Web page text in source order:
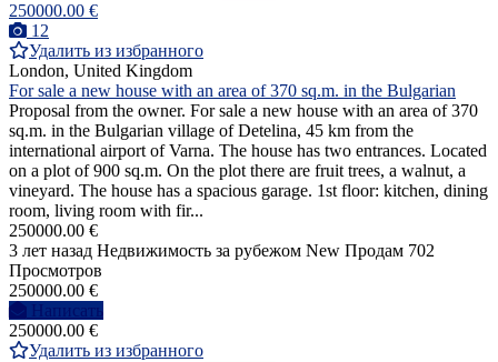
250000.00 €
12
Удалить из избранного
London, United Kingdom
For sale a new house with an area of 370 sq.m. in the Bulgarian
Proposal from the owner. For sale a new house with an area of 370
sq.m. in the Bulgarian village of Detelina, 45 km from the
international airport of Varna. The house has two entrances. Located
on a plot of 900 sq.m. On the plot there are fruit trees, a walnut, a
vineyard. The house has a spacious garage. 1st floor: kitchen, dining
room, living room with fir...
250000.00 €
3 лет назад Недвижимость за рубежом New Продам 702
Просмотров
250000.00 €
Написать
250000.00 €
Удалить из избранного